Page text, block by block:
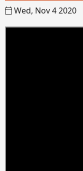
Wed, Nov 4 2020